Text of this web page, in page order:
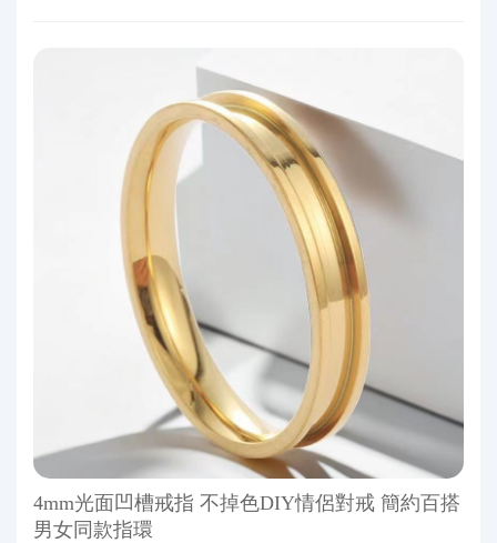
4mm光面凹槽戒指 不掉色DIY情侶對戒 簡約百搭
男女同款指環